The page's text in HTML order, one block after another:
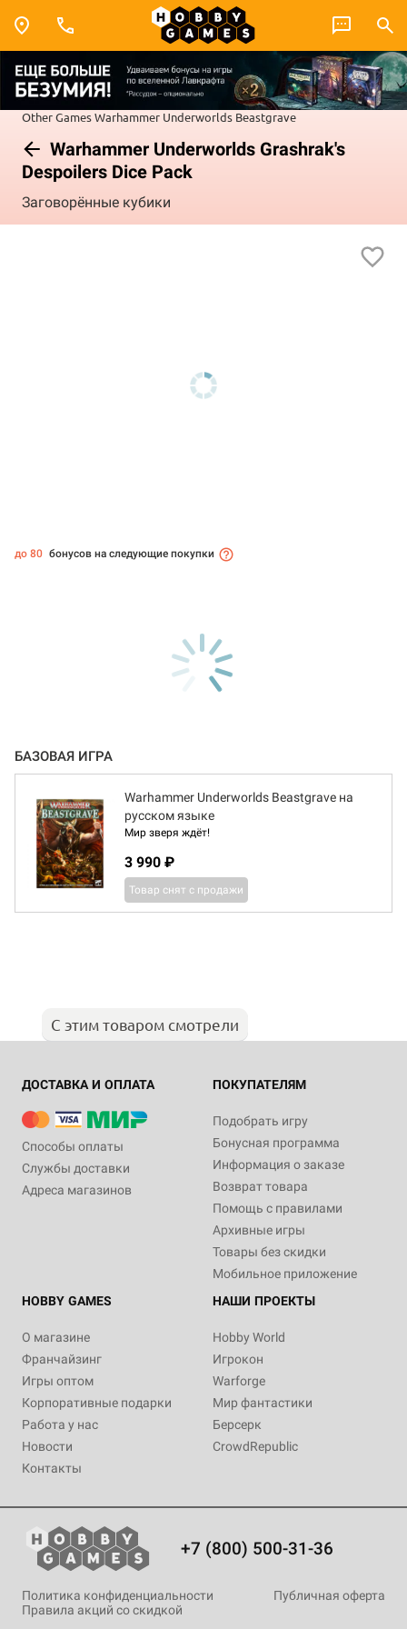
Other GamesWarhammer Underworlds Beastgrave
Warhammer Underworlds Grashrak's
Despoilers Dice Pack
Заговорённые кубики
до 80 бонусов на следующие покупки
БАЗОВАЯ ИГРА
Warhammer Underworlds Beastgrave на
русском языке
Мир зверя ждёт!
3 990 ₽
Товар снят с продажи
С этим товаром смотрели
ДОСТАВКА И ОПЛАТА
Способы оплаты
Службы доставки
Адреса магазинов
ПОКУПАТЕЛЯМ
Подобрать игру
Бонусная программа
Информация о заказе
Возврат товара
Помощь с правилами
Архивные игры
Товары без скидки
Мобильное приложение
HOBBY GAMES
О магазине
Франчайзинг
Игры оптом
Корпоративные подарки
Работа у нас
Новости
Контакты
НАШИ ПРОЕКТЫ
Hobby World
Игрокон
Warforge
Мир фантастики
Берсерк
CrowdRepublic
+7 (800) 500-31-36
Политика конфиденциальности
Публичная оферта
Правила акций со скидкой